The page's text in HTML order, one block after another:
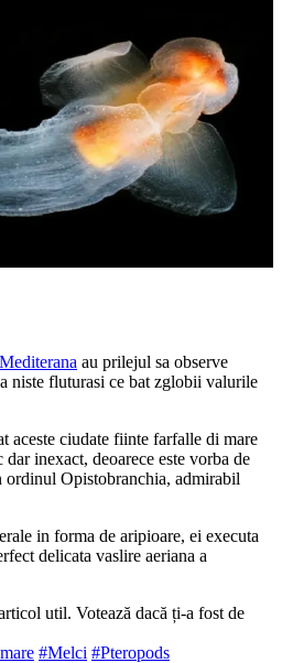
au prilejul sa observe
niste fluturasi ce bat zglobii valurile
aceste ciudate fiinte farfalle di mare
inexact, deoarece este vorba de
ordinul Opistobranchia, admirabil
in forma de aripioare, ei executa
delicata vaslire aeriana a
util. Votează dacă ți-a fost de
#Melci #Pteropods